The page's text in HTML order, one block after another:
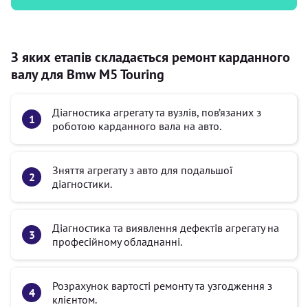
З яких етапів складається ремонт карданного
валу для Bmw M5 Touring
Діагностика агрегату та вузлів, пов’язаних з
роботою карданного вала на авто.
Зняття агрегату з авто для подальшої
діагностики.
Діагностика та виявлення дефектів агрегату на
професійному обладнанні.
Розрахунок вартості ремонту та узгодження з
клієнтом.